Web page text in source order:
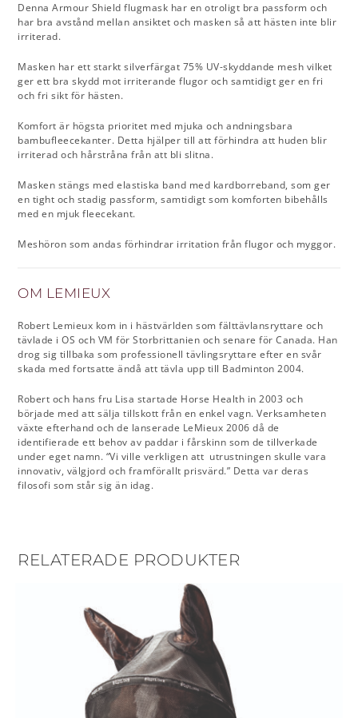
Denna Armour Shield flugmask har en otroligt bra passform och
har bra avstånd mellan ansiktet och masken så att hästen inte blir
irriterad.
Masken har ett starkt silverfärgat 75% UV-skyddande mesh vilket
ger ett bra skydd mot irriterande flugor och samtidigt ger en fri
och fri sikt för hästen.
Komfort är högsta prioritet med mjuka och andningsbara
bambufleecekanter. Detta hjälper till att förhindra att huden blir
irriterad och hårstråna från att bli slitna.
Masken stängs med elastiska band med kardborreband, som ger
en tight och stadig passform, samtidigt som komforten bibehålls
med en mjuk fleecekant.
Meshöron som andas förhindrar irritation från flugor och myggor.
OM LEMIEUX
Robert Lemieux kom in i hästvärlden som fälttävlansryttare och
tävlade i OS och VM för Storbrittanien och senare för Canada. Han
drog sig tillbaka som professionell tävlingsryttare efter en svår
skada med fortsatte ändå att tävla upp till Badminton 2004.
Robert och hans fru Lisa startade Horse Health in 2003 och
började med att sälja tillskott från en enkel vagn. Verksamheten
växte efterhand och de lanserade LeMieux 2006 då de
identifierade ett behov av paddar i fårskinn som de tillverkade
under eget namn. “Vi ville verkligen att utrustningen skulle vara
innovativ, välgjord och framförallt prisvärd.” Detta var deras
filosofi som står sig än idag.
RELATERADE PRODUKTER